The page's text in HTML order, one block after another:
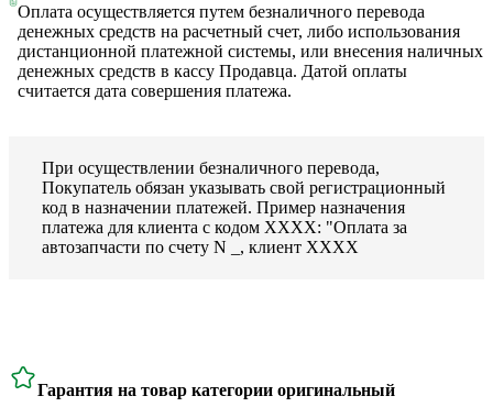
Оплата осуществляется путем безналичного перевода
денежных средств на расчетный счет, либо использования
дистанционной платежной системы, или внесения наличных
денежных средств в кассу Продавца. Датой оплаты
считается дата совершения платежа.
При осуществлении безналичного перевода,
Покупатель обязан указывать свой регистрационный
код в назначении платежей. Пример назначения
платежа для клиента с кодом ХХХХ: "Оплата за
автозапчасти по счету N _, клиент ХХХХ
Гарантия на товар категории оригинальный